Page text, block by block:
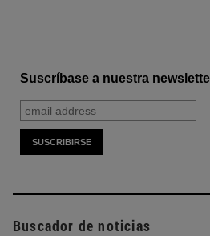
Suscríbase a nuestra
Buscador de noticias